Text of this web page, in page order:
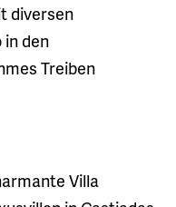
diversen
in den
Treiben
Villa